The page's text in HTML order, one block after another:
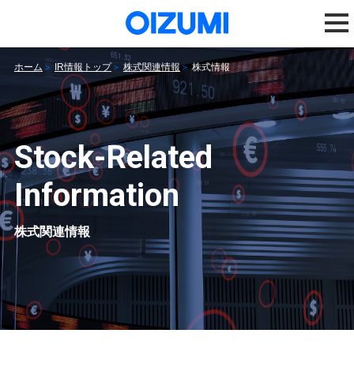
ホーム IR情報トップ 株式関連情報 株式情報
Stock-Related
Information
株式関連情報